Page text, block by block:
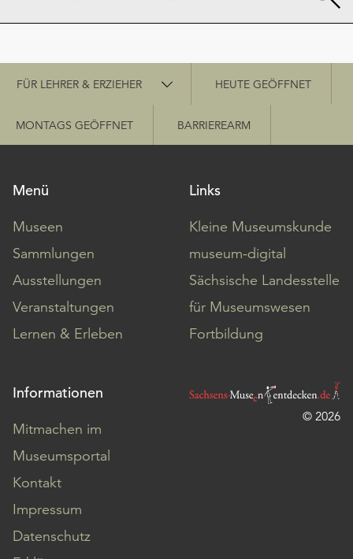
Schnellzugriff
FÜR LEHRER & ERZIEHER HEUTE GEÖFFNET
MONTAGS GEÖFFNET BARRIEREARM
Menü
Museen
Sammlungen
Ausstellungen
Veranstaltungen
Lernen & Erleben
Links
Kleine Museumskunde
museum-digital
Sächsische Landesstelle
für Museumswesen
Fortbildung
Informationen
Mitmachen im
Museumsportal
Kontakt
Impressum
Datenschutz
© 2026